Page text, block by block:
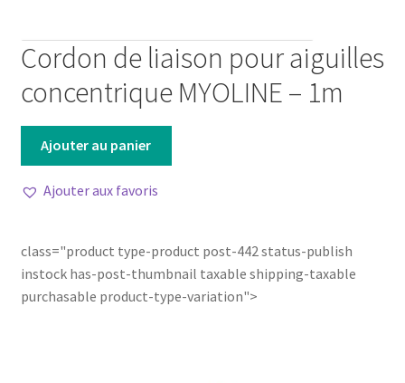
Cordon de liaison pour aiguilles
concentrique MYOLINE – 1m
Ajouter au panier
Ajouter aux favoris
class="product type-product post-442 status-publish
instock has-post-thumbnail taxable shipping-taxable
purchasable product-type-variation">